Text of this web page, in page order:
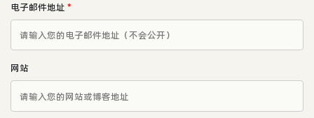
电子邮件地址 *
网站